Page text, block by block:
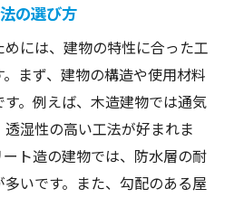
の選び方
には、建物の特性に合った工
まず、建物の構造や使用材料
。例えば、木造建物では通気
湿性の高い工法が好まれま
ト造の建物では、防水層の耐
いです。また、勾配のある屋